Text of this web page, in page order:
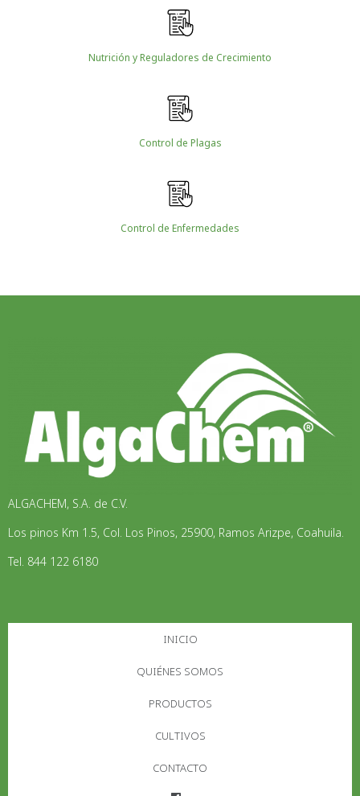
Nutrición y Reguladores de Crecimiento
Control de Plagas
Control de Enfermedades
ALGACHEM, S.A. de C.V.
Los pinos Km 1.5, Col. Los Pinos, 25900, Ramos Arizpe, Coahuila.
Tel. 844 122 6180
INICIO
QUIÉNES SOMOS
PRODUCTOS
CULTIVOS
CONTACTO